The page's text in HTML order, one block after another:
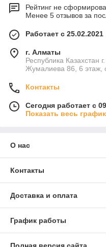
Рейтинг не
Менее 5 отзывов за
Работает с 25.02.2021
г. Алматы
Республика Казахстан
Жумалиева 86, 6 этаж,
Контакты
Сегодня работает с
Показать весь
О нас
Контакты
Доставка и оплата
График работы